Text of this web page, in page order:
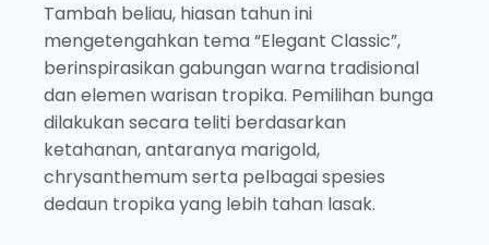
Tambah beliau, hiasan tahun ini
mengetengahkan tema “Elegant Classic”,
berinspirasikan gabungan warna tradisional
dan elemen warisan tropika. Pemilihan bunga
dilakukan secara teliti berdasarkan
ketahanan, antaranya marigold,
chrysanthemum serta pelbagai spesies
dedaun tropika yang lebih tahan lasak.